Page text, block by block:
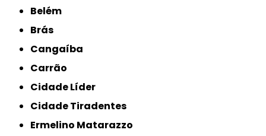
Belém
Brás
Cangaíba
Carrão
Cidade Líder
Cidade Tiradentes
Ermelino Matarazzo